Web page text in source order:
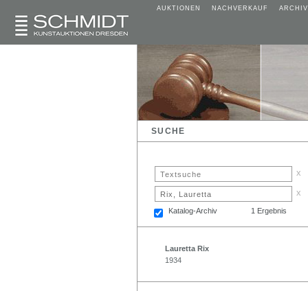
AUKTIONEN NACHVERKAUF ARCHIV
SUCHE
x
x
Katalog-Archiv 1 Ergebnis
Lauretta Rix
1934